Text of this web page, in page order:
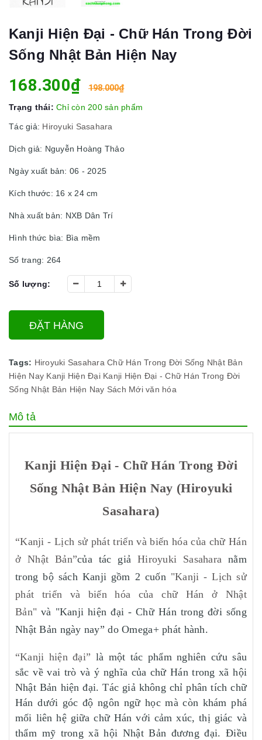
Kanji Hiện Đại - Chữ Hán Trong Đời
Sống Nhật Bản Hiện Nay
168.300₫ 198.000₫
Trạng thái: Chỉ còn 200 sản phẩm
Tác giả: Hiroyuki Sasahara
Dịch giả: Nguyễn Hoàng Thảo
Ngày xuất bản: 06 - 2025
Kích thước: 16 x 24 cm
Nhà xuất bản: NXB Dân Trí
Hình thức bìa: Bìa mềm
Số trang: 264
Số lượng:
ĐẶT HÀNG
Tags: Hiroyuki Sasahara Chữ Hán Trong Đời Sống Nhật Bản
Hiện Nay Kanji Hiện Đại Kanji Hiện Đại - Chữ Hán Trong Đời
Sống Nhật Bản Hiện Nay Sách Mới văn hóa
Mô tả
Kanji Hiện Đại - Chữ Hán Trong Đời
Sống Nhật Bản Hiện Nay (Hiroyuki
Sasahara)
“Kanji - Lịch sử phát triển và biến hóa của chữ Hán
ở Nhật Bản”của tác giảHiroyuki Sasahara nằm
trong bộ sách Kanji gồm 2 cuốn "Kanji - Lịch sử
phát triển và biến hóa của chữ Hán ở Nhật
Bản" và "Kanji hiện đại - Chữ Hán trong đời sống
Nhật Bản ngày nay” do Omega+ phát hành.
“Kanji hiện đại” là một tác phẩm nghiên cứu sâu
sắc về vai trò và ý nghĩa của chữ Hán trong xã hội
Nhật Bản hiện đại. Tác giả không chỉ phân tích chữ
Hán dưới góc độ ngôn ngữ học mà còn khám phá
mối liên hệ giữa chữ Hán với cảm xúc, thị giác và
thẩm mỹ trong xã hội Nhật Bản đương đại. Điều